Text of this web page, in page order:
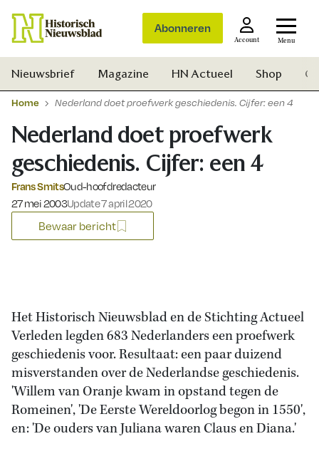
Abonneren
Account Menu
Nieuwsbrief Magazine HN Actueel Shop
Home Nederland doet proefwerk geschiedenis. Cijfer: een 4
Nederland doet proefwerk
geschiedenis. Cijfer: een 4
Frans SmitsOud-hoofdredacteur
Gepubliceerd op:
27 mei 2003Update 7 april 2020
Bewaar bericht
Het Historisch Nieuwsblad en de Stichting Actueel
Verleden legden 683 Nederlanders een proefwerk
geschiedenis voor. Resultaat: een paar duizend
misverstanden over de Nederlandse geschiedenis.
'Willem van Oranje kwam in opstand tegen de
Romeinen', 'De Eerste Wereldoorlog begon in 1550',
en: 'De ouders van Juliana waren Claus en Diana.'